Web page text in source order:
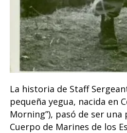
La historia de Staff
pequeña yegua, nacida en
Morning”), pasó de ser
Cuerpo de Marines de los